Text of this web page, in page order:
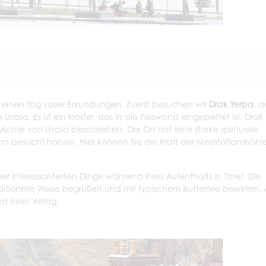
Tag voller Erkundungen. Zuerst besuchen wir Drak Yerpa,
Es ist ein Kloster, das in die Felswand eingebettet ist. Drak
von Lhasa beschrieben. Der Ort hat eine starke spirituelle
besucht haben. Hier können Sie die Kraft der
interessantesten Dinge während Ihres Aufenthalts in Tibet. Die
Weise begrüßen und mit typischem Buttertee bewirten.
ihren Alltag.